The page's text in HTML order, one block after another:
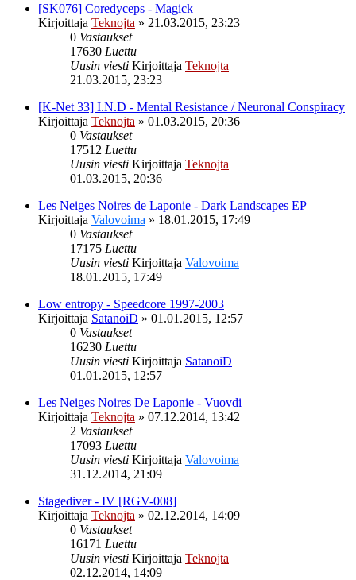
[SK076] Coredyceps - Magick
Kirjoittaja Teknojta » 21.03.2015, 23:23
0 Vastaukset
17630 Luettu
Uusin viesti Kirjoittaja Teknojta
21.03.2015, 23:23
[K-Net 33] I.N.D - Mental Resistance / Neuronal Conspiracy
Kirjoittaja Teknojta » 01.03.2015, 20:36
0 Vastaukset
17512 Luettu
Uusin viesti Kirjoittaja Teknojta
01.03.2015, 20:36
Les Neiges Noires de Laponie - Dark Landscapes EP
Kirjoittaja Valovoima » 18.01.2015, 17:49
0 Vastaukset
17175 Luettu
Uusin viesti Kirjoittaja Valovoima
18.01.2015, 17:49
Low entropy - Speedcore 1997​-​2003
Kirjoittaja SatanoiD » 01.01.2015, 12:57
0 Vastaukset
16230 Luettu
Uusin viesti Kirjoittaja SatanoiD
01.01.2015, 12:57
Les Neiges Noires De Laponie - Vuovdi
Kirjoittaja Teknojta » 07.12.2014, 13:42
2 Vastaukset
17093 Luettu
Uusin viesti Kirjoittaja Valovoima
31.12.2014, 21:09
Stagediver - IV [RGV-008]
Kirjoittaja Teknojta » 02.12.2014, 14:09
0 Vastaukset
16171 Luettu
Uusin viesti Kirjoittaja Teknojta
02.12.2014, 14:09